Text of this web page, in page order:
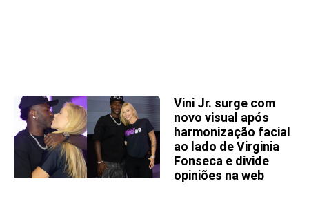
Vini Jr. surge com
novo visual após
harmonização facial
ao lado de Virginia
Fonseca e divide
opiniões na web